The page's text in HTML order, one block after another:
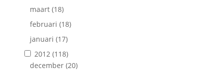
maart(18)
februari (18)
januari (17)
2012(118)
december(20)